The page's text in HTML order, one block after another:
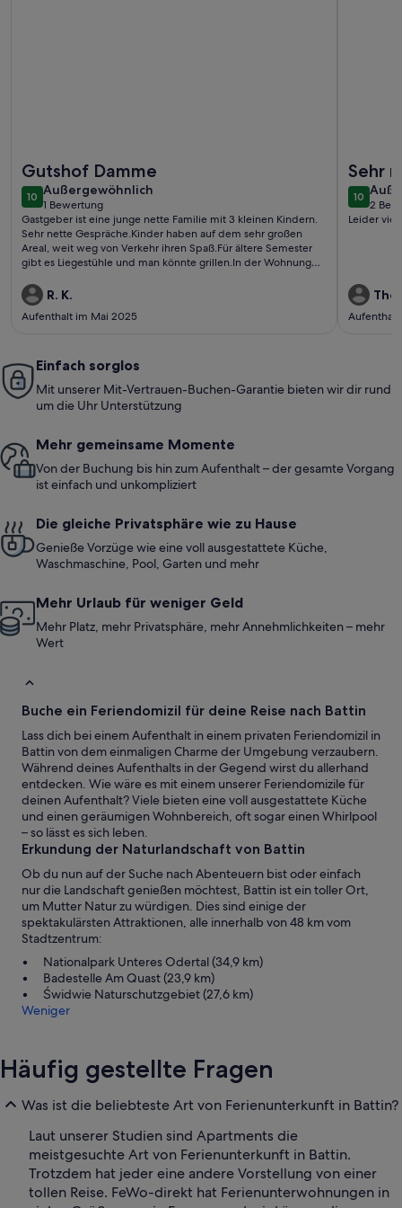
Gutshof Damme
1010 von 10
Außergewöhnlich
außergewöhnlich
1 Bewertung
(1
bewertung)
Gastgeber ist eine junge nette Familie mit 3 kleinen Kindern.
Sehr nette Gespräche.Kinder haben auf dem sehr großen
Areal, weit weg von Verkehr ihren Spaß.Für ältere Semester
gibt es Liegestühle und man könnte grillen.In der Wohnung
sauberR. K.
Aufenthalt im Mai 2025
Sehr
1010 von
2
(2
Leider viel
Einfach sorglos
Mit unserer Mit-Vertrauen-Buchen-Garantie bieten wir dir rund
um die Uhr Unterstützung
Mehr gemeinsame Momente
Von der Buchung bis hin zum Aufenthalt – der gesamte Vorgang
ist einfach und unkompliziert
Die gleiche Privatsphäre wie zu Hause
Genieße Vorzüge wie eine voll ausgestattete Küche,
Waschmaschine, Pool, Garten und mehr
Mehr Urlaub für weniger Geld
Mehr Platz, mehr Privatsphäre, mehr Annehmlichkeiten – mehr
Wert
Buche ein Feriendomizil für deine Reise nach Battin
Lass dich bei einem Aufenthalt in einem privaten Feriendomizil in
Battin von dem einmaligen Charme der Umgebung verzaubern.
Während deines Aufenthalts in der Gegend wirst du allerhand
entdecken. Wie wäre es mit einem unserer Feriendomizile für
deinen Aufenthalt? Viele bieten eine voll ausgestattete Küche
und einen geräumigen Wohnbereich, oft sogar einen Whirlpool
– so lässt es sich leben.
Erkundung der Naturlandschaft von Battin
Ob du nun auf der Suche nach Abenteuern bist oder einfach
nur die Landschaft genießen möchtest, Battin ist ein toller Ort,
um Mutter Natur zu würdigen. Dies sind einige der
spektakulärsten Attraktionen, alle innerhalb von 48 km vom
Stadtzentrum:
Nationalpark Unteres Odertal (34,9 km)
Badestelle Am Quast (23,9 km)
Świdwie Naturschutzgebiet (27,6 km)
Weniger
Häufig gestellte Fragen
Was ist die beliebteste Art von Ferienunterkunft in Battin?
Laut unserer Studien sind Apartments die
meistgesuchte Art von Ferienunterkunft in Battin.
Trotzdem hat jeder eine andere Vorstellung von einer
tollen Reise. FeWo-direkt hat Ferienunterwohnungen in